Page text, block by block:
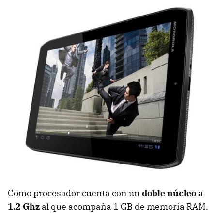
Como procesador cuenta con un doble núcleo a
1.2 Ghz al que acompaña 1 GB de memoria RAM.